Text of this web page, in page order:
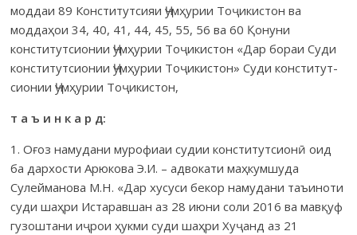
моддаи 89 Конститутсияи Ҷумҳурии Тоҷикистон ва
моддаҳои 34, 40, 41, 44, 45, 55, 56 ва 60 Қонуни
конститутсионии Ҷумҳурии Тоҷикистон «Дар бораи Суди
консти­тут­сионии Ҷумҳурии Тоҷикистон» Суди консти­тут­
сио­нии Ҷумҳурии Тоҷикистон,
т а ъ и н к а р д:
1. Оғоз намудани мурофиаи судии конститутсионӣ оид
ба дархости Арюкова Э.И. – адвокати маҳкумшуда
Сулейманова М.Н. «Дар хусу­си бекор намудани таъиноти
суди шаҳри Истаравшан аз 28 июни соли 2016 ва мавқуф
гузош­тани иҷрои ҳукми суди шаҳри Хуҷанд аз 21